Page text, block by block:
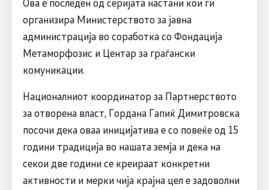
организира Министерството за јавна
администрација во соработка со Фондација
Метаморфозис и Центар за граѓански
комуникации.
Националниот координатор за Партнерството
за отворена власт, Гордана Гапиќ Димитровска
посочи дека оваа иницијатива е со повеќе од 15
години традиција во нашата земја и дека на
секои две години се креираат конкретни
активности и мерки чија крајна цел е задоволни